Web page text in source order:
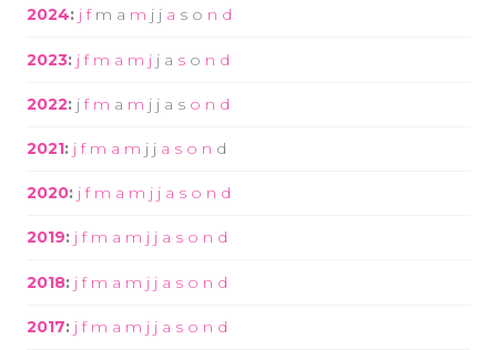
2024: j f m a m j j a s o n d
2023: j f m a m j j a s o n d
2022: j f m a m j j a s o n d
2021: j f m a m j j a s o n d
2020: j f m a m j j a s o n d
2019: j f m a m j j a s o n d
2018: j f m a m j j a s o n d
2017: j f m a m j j a s o n d